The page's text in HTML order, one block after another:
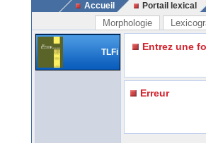
Accueil Portail lexical
Morphologie
TLFi Entrez une
Erreur